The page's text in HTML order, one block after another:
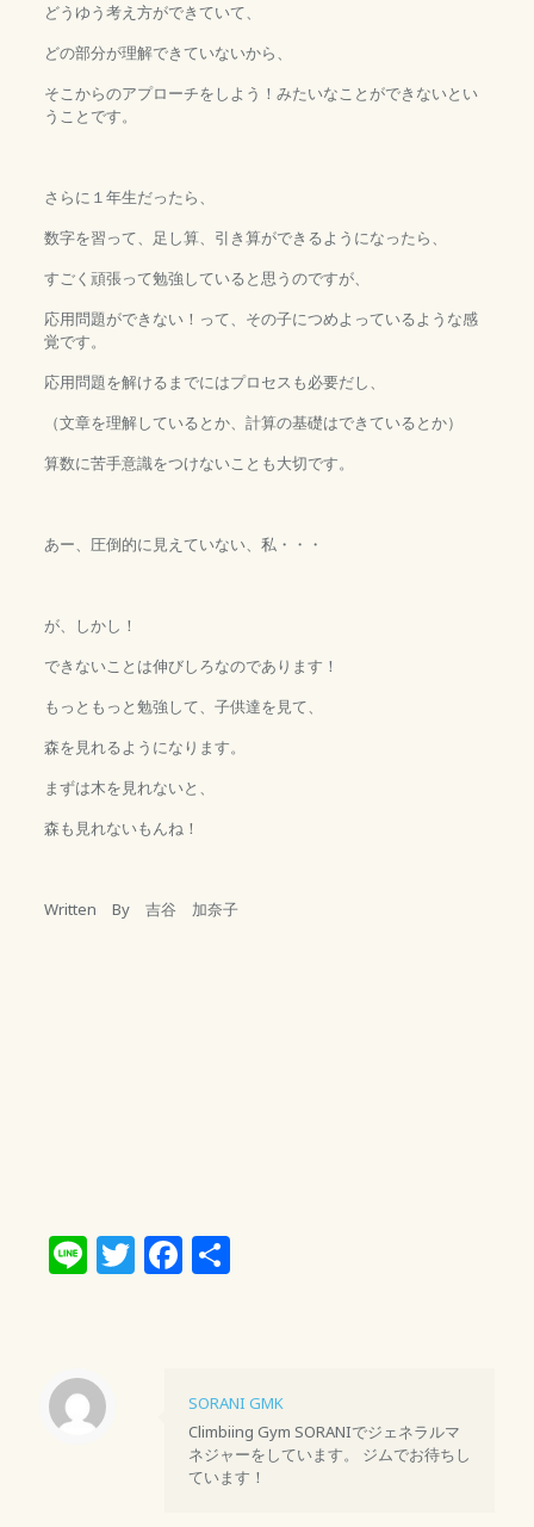
どうゆう考え方ができていて、
どの部分が理解できていないから、
そこからのアプローチをしよう！みたいなことができないとい
うことです。
さらに１年生だったら、
数字を習って、足し算、引き算ができるようになったら、
すごく頑張って勉強していると思うのですが、
応用問題ができない！って、その子につめよっているような感
覚です。
応用問題を解けるまでにはプロセスも必要だし、
（文章を理解しているとか、計算の基礎はできているとか）
算数に苦手意識をつけないことも大切です。
あー、圧倒的に見えていない、私・・・
が、しかし！
できないことは伸びしろなのであります！
もっともっと勉強して、子供達を見て、
森を見れるようになります。
まずは木を見れないと、
森も見れないもんね！
Written By 吉谷 加奈子
LineTwitter
Facebook
共
SORANI GMK
Climbiing Gym SORANIでジェネラルマ
ネジャーをしています。 ジムでお待ちし
ています！